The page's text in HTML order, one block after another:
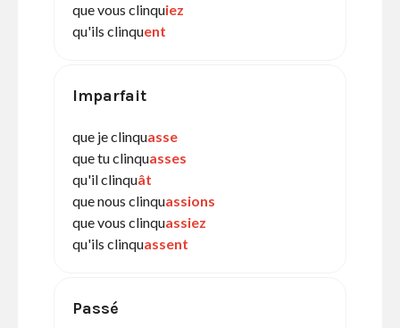
que vous clinquiez
qu'ils clinquent
Imparfait
que je clinquasse
que tu clinquasses
qu'il clinquât
que nous clinquassions
que vous clinquassiez
qu'ils clinquassent
Passé